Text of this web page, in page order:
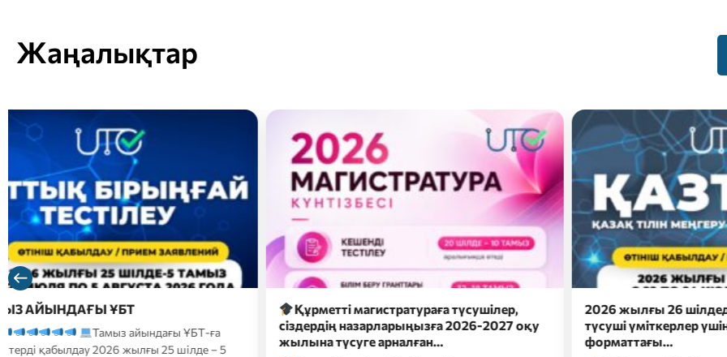
Жаңалықтар
Құрметті магистратураға түсушілер,
сіздердің назарларыңызға 2026-2027 оқу
жылына түсуге арналған…
2026 жылғы 26 шілдеде докторантураға
түсуші үміткерлер үшін электронды
форматтағы…
Сәлем,
Болашақ
ба?
Онда